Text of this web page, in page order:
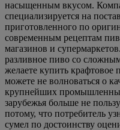
насыщенным вкусом.
специализируется на
приготовленного по
современным рецептам
магазинов и
разливное пиво со
желаете купить крафтовое
можете не волноваться о
крупнейших
зарубежья больше не
потому, что потребитель
сумел по достоинству